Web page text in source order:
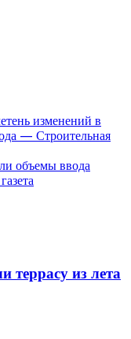
изменений в
— Строительная
объемы ввода
террасу из лета